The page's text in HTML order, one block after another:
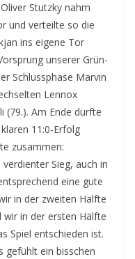
Stutzky nahm
und verteilte so die
ins eigene Tor
unserer Grün-
Schlussphase Marvin
Lennox
(79.). Am Ende durfte
11:0-Erfolg
zusammen:
Sieg, auch in
eine gute
in der zweiten Hälfte
in der ersten Hälfte
Spiel entschieden ist.
gefühlt ein bisschen